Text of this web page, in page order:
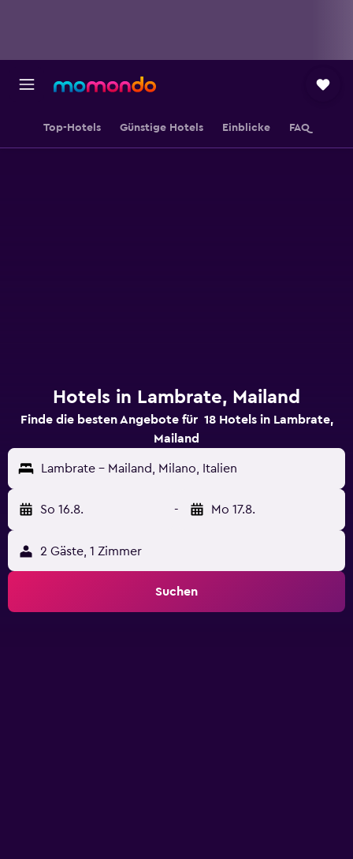
Top-Hotels Günstige Hotels Einblicke FAQ
Hotels in Lambrate, Mailand
Finde die besten Angebote für 18 Hotels in Lambrate,
Mailand
Lambrate - Mailand, Milano, Italien
So 16.8. - Mo 17.8.
2 Gäste, 1 Zimmer
Suchen